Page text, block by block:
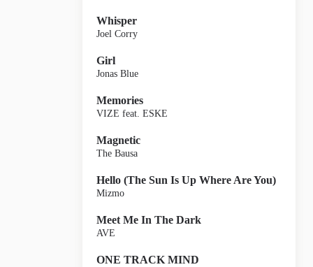
Whisper
Joel Corry
Girl
Jonas Blue
Memories
VIZE feat. ESKE
Magnetic
The Bausa
Hello (The Sun Is Up Where Are You)
Mizmo
Meet Me In The Dark
AVE
ONE TRACK MIND